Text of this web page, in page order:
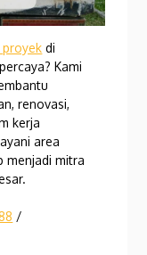
di
Kami
renovasi,
kerja
area
menjadi mitra
/